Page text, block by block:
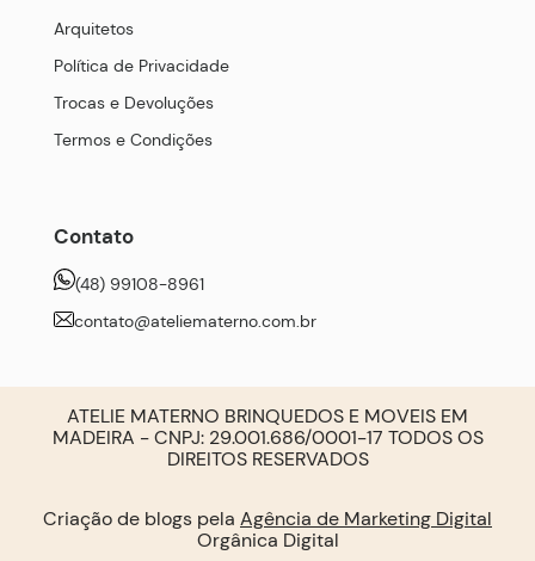
Arquitetos
Política de Privacidade
Trocas e Devoluções
Termos e Condições
Contato
(48) 99108-8961
contato@ateliematerno.com.br
ATELIE MATERNO BRINQUEDOS E MOVEIS EM
MADEIRA - CNPJ: 29.001.686/0001-17 TODOS OS
DIREITOS RESERVADOS
Criação de blogs pela Agência de Marketing Digital
Orgânica Digital